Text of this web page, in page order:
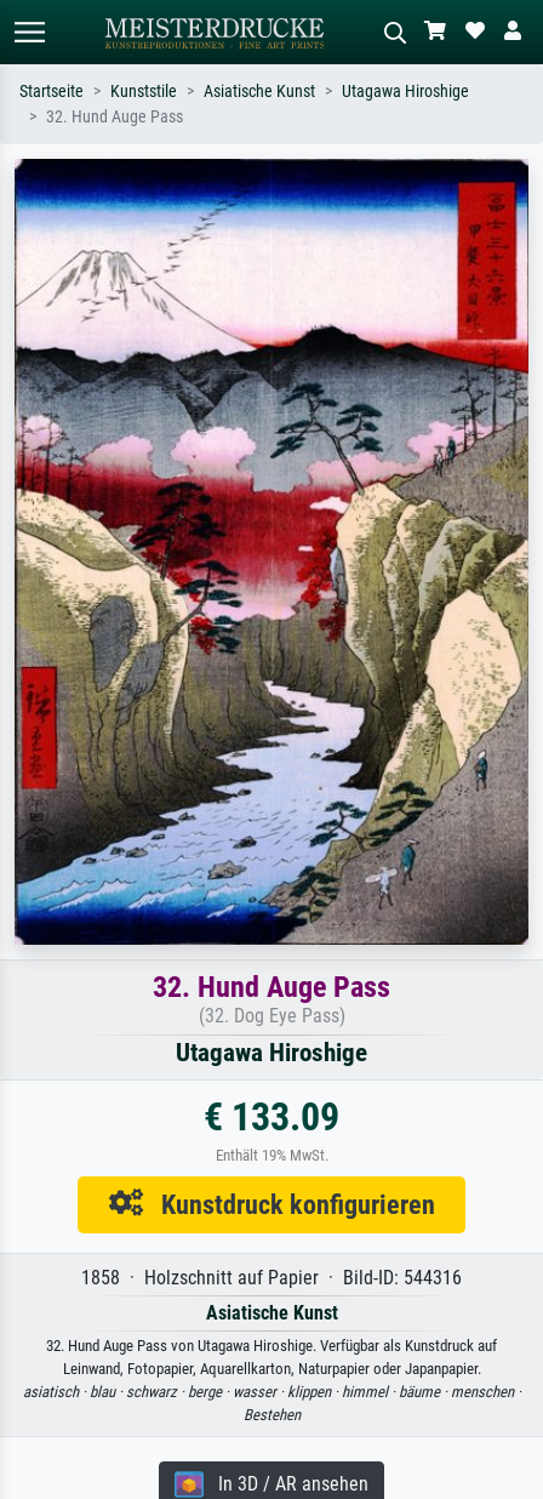
Suchen Sie nach Künstlern, Werktiteln
oder Stilen – z.B. Monet,
Sternennacht, Impressionismus, Welle
Hokusai, Akt.
Beschreiben Sie die Szene – z.B. Grüne
Wiese, Abstrakt mit viel Rot, Dunkles
Ölgemälde, Stehender Akt neben einem
Startseite Kunststile Asiatische Kunst
Utagawa Hiroshige
32. Hund Auge Pass
32. Hund Auge Pass
(32. Dog Eye Pass)
Utagawa Hiroshige
€ 133.09
Enthält 19% MwSt.
Kunstdruck konfigurieren
1858 · Holzschnitt auf Papier · Bild-ID: 544316
Asiatische Kunst
32. Hund Auge Pass von Utagawa Hiroshige. Verfügbar als Kunstdruck auf
Leinwand, Fotopapier, Aquarellkarton, Naturpapier oder Japanpapier.
asiatisch · blau · schwarz · berge · wasser · klippen · himmel · bäume · menschen ·
Bestehen
In 3D / AR ansehen